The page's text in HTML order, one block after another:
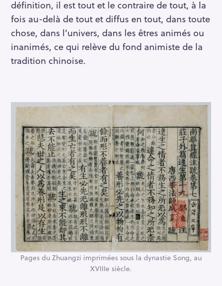
définition, il est tout et le contraire de tout, à la
fois au-delà de tout et diffus en tout, dans toute
chose, dans l’univers, dans les êtres animés ou
inanimés, ce qui relève du fond animiste de la
tradition chinoise.
Pages du Zhuangzi imprimées sous la dynastie Song, au
XVIIIe siècle.